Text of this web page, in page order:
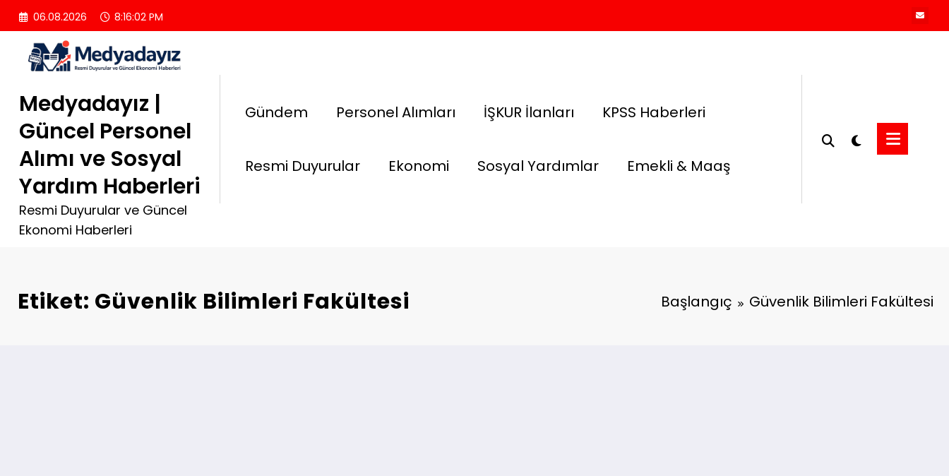
İçeriğe
atla
06.08.2026 8:16:03 PM
Medyadayız |
Güncel Personel
Alımı ve Sosyal
Yardım Haberleri
Resmi Duyurular ve Güncel
Ekonomi Haberleri
Gündem Personel Alımları İŞKUR İlanları KPSS Haberleri
Resmi Duyurular Ekonomi Sosyal Yardımlar Emekli & Maaş
Etiket: Güvenlik Bilimleri Fakültesi Başlangıç Güvenlik Bilimleri Fakültesi